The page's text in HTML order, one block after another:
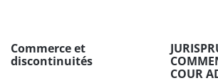
Commerce et
discontinuités
COUR